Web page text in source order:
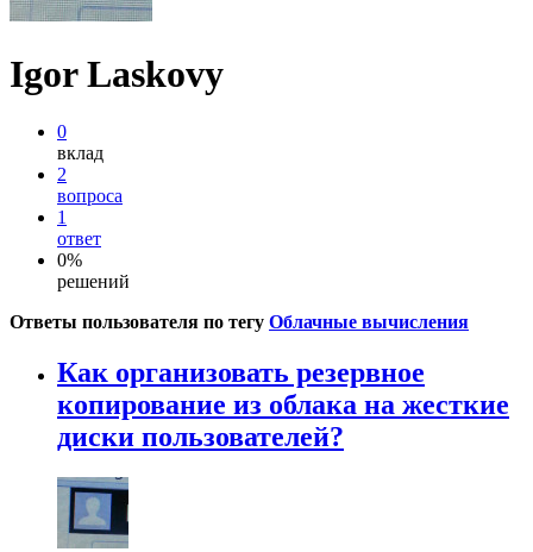
Igor Laskovy
0
вклад
2
вопроса
1
ответ
0%
решений
Ответы пользователя по тегу Облачные вычисления
Как организовать резервное
копирование из облака на жесткие
диски пользователей?